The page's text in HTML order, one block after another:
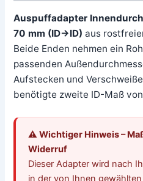
Auspuffadapter
70 mm (ID→ID) aus
Beide Enden nehmen ein
passenden
Aufstecken und
benötigte zweite ID-Maß
⚠️ Wichtiger Hinweis –
Widerruf
Dieser Adapter wird nach
in der von Ihnen